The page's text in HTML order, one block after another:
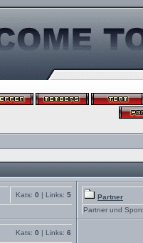
Kats: 0 | Links: 5
Partner
Partner und
Kats: 0 | Links: 6